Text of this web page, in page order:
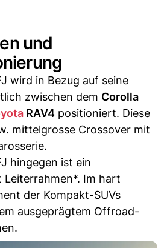
und
wird in Bezug auf seine
zwischen dem Corolla
RAV4 positioniert. Diese
mittelgrosse Crossover mit
hingegen ist ein
Leiterrahmen*. Im hart
der Kompakt-SUVs
ausgeprägtem Offroad-